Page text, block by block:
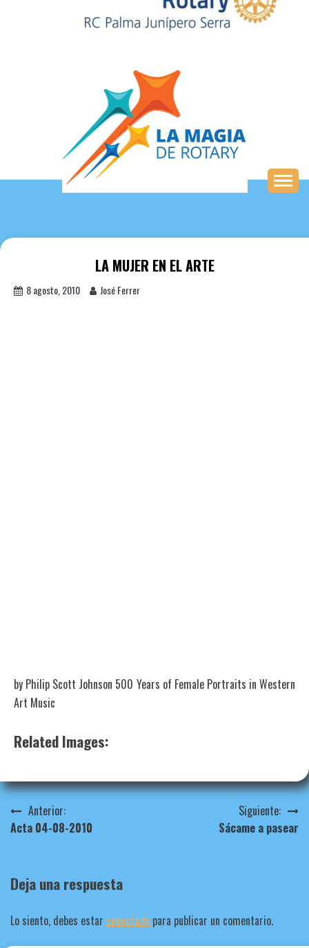
LA MUJER EN EL ARTE
8 agosto, 2010 José Ferrer
by Philip Scott Johnson 500 Years of Female Portraits in Western
Art Music
Related Images:
Navegación
de
Anterior:
Acta 04-08-2010
Siguiente:
Sácame a pasear
Deja una respuesta
Lo siento, debes estar conectado para publicar un comentario.